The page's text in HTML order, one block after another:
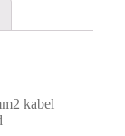
kabel